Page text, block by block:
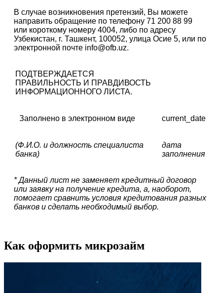
В случае возникновения претензий, Вы можете
направить обращение по телефону 71 200 88 99
или короткому номеру 4004, либо по адресу
Узбекистан, г. Ташкент, 100052, улица Осие 5, или по
электронной почте info@ofb.uz.
ПОДТВЕРЖДАЕТСЯ
ПРАВИЛЬНОСТЬ И ПРАВДИВОСТЬ
ИНФОРМАЦИОННОГО ЛИСТА.
Заполнено в электронном виде current_date
(Ф.И.О. и должность специалиста
банка)
дата
заполнения
* Данный лист не заменяет кредитный договор
или заявку на получение кредита, а, наоборот,
помогает сравнить условия кредитования разных
банков и сделать необходимый выбор.
Как оформить микрозайм